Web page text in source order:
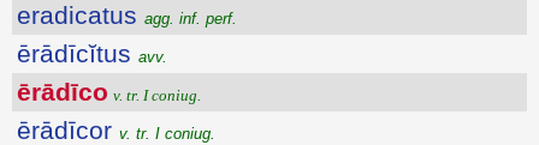
eradicatus agg. inf. perf.
ērādīcĭtus avv.
ērādīco v. tr. I coniug.
ērādīcor v. tr. I coniug.